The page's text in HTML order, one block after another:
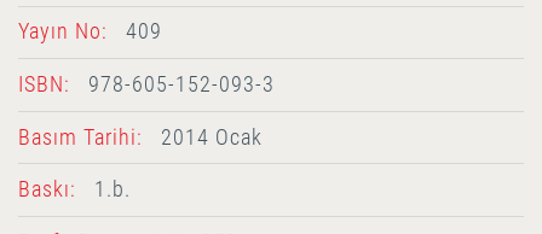
Yayın No: 409
ISBN: 978-605-152-093-3
Basım Tarihi: 2014 Ocak
Baskı: 1.b.